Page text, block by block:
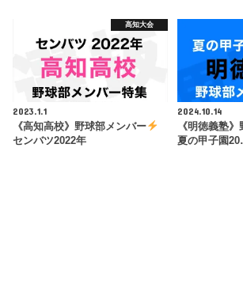
高知大会
2023.1.1
《高知高校》野球部メンバー
センバツ2022年
2024.10.14
《明徳義塾
夏の甲子園